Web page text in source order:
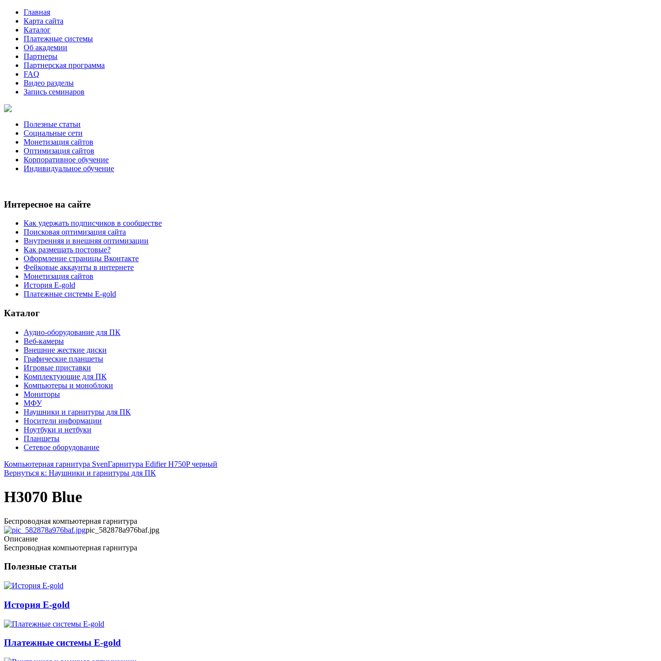
Главная
Карта сайта
Каталог
Платежные системы
Об академии
Партнеры
Партнерская программа
FAQ
Видео разделы
Запись семинаров
Полезные статьи
Социальные сети
Монетизация сайтов
Оптимизация сайтов
Корпоративное обучение
Индивидуальное обучение
Интересное на сайте
Как удержать подписчиков в сообществе
Поисковая оптимизация сайта
Внутренняя и внешняя оптимизации
Как размещать постовые?
Оформление страницы Вконтакте
Фейковые аккаунты в интернете
Монетизация сайтов
История E-gold
Платежные системы E-gold
Каталог
Аудио-оборудование для ПК
Веб-камеры
Внешние жесткие диски
Графические планшеты
Игровые приставки
Комплектующие для ПК
Компьютеры и моноблоки
Мониторы
МФУ
Наушники и гарнитуры для ПК
Носители информации
Ноутбуки и нетбуки
Планшеты
Сетевое оборудование
Компьютерная гарнитура SvenГарнитура Edifier H750P черный
Вернуться к: Наушники и гарнитуры для ПК
H3070 Blue
Беспроводная компьютерная гарнитура
pic_582878a976baf.jpg
Описание
Беспроводная компьютерная гарнитура
Полезные статьи
История E-gold
Платежные системы E-gold